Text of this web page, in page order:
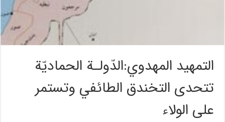
التمهيد المهدوي:الدّولـة الحماديّة
تتحدى التخندق الطائفي وتستمر
على الولاء